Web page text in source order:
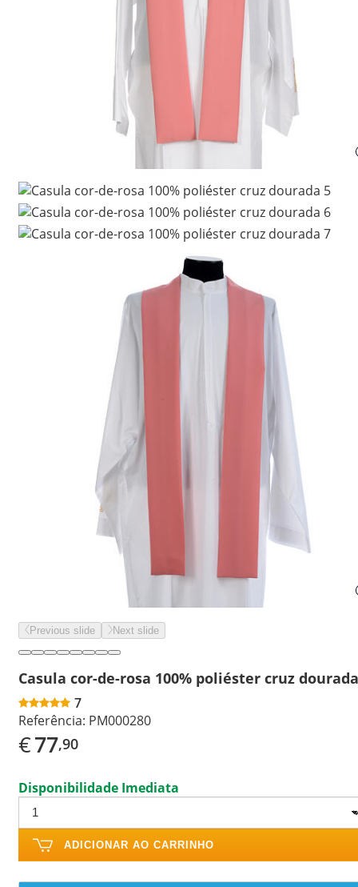
Previous slide Next slide
Casula cor-de-rosa 100% poliéster cruz dourada
7
Referência: PM000280
€77,90
Disponibilidade Imediata
ADICIONAR AO CARRINHO